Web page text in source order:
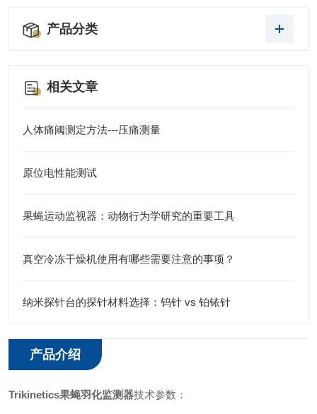
产品分类
相关文章
人体痛阈测定方法---压痛测量
原位电性能测试
果蝇运动监视器：动物行为学研究的重要工具
真空冷冻干燥机使用有哪些需要注意的事项？
纳米探针台的探针材料选择：钨针 vs 铂铱针
产品介绍
Trikinetics果蝇羽化监测器技术参数：